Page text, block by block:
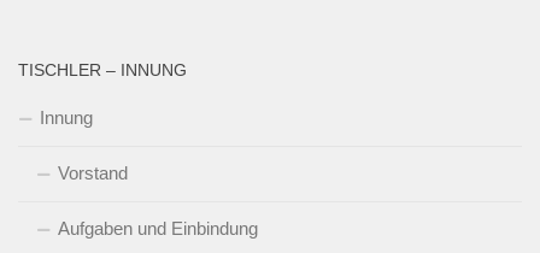
TISCHLER – INNUNG
Innung
Vorstand
Aufgaben und Einbindung